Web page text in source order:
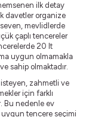
ilk detay
davetler organize
seven, mevlidlerde
çaplı tencereler
20 lt
uygun olmamakla
sahip olmaktadır.
zahmetli ve
için farklı
Bu nedenle ev
uygun tencere seçimi